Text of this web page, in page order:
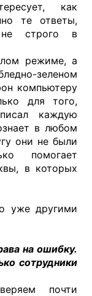
как
те ответы,
не строго в
режиме, а
зеленом
компьютеру
для того,
каждую
в любом
они не были
помогает
в которых
уже другими
на ошибку.
сотрудники
почти